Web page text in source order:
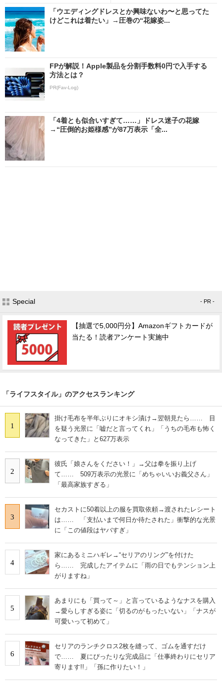
「ウエディングドレスとか興味ないわ〜と思ってた
けどこれは着たい」→圧巻の“花嫁姿...
FPが解説！Apple製品を分割手数料0円で入手する
方法とは？
PR(Fav-Log)
「4着とも似合いすぎて……」ドレス迷子の花嫁
→“圧倒的お姫様感”が87万表示「全...
Special - PR -
【抽選で5,000円分】Amazonギフトカードが
当たる！読者アンケート実施中
「ライフスタイル」のアクセスランキング
1
掛け毛布を半年ぶりにオキシ漬け→翌朝見たら…… 目
を疑う光景に「嘘だと言ってくれ」「うちの毛布も怖く
なってきた」と627万表示
2
彼氏「娘さんをください！」→父は拳を振り上げ
て…… 509万表示の光景に「めちゃいいお義父さん」
「最高家族すぎる」
3
セカストに50着以上の服を買取依頼→渡されたレシート
は…… 「支払いまで何日か待たされた」衝撃的な光景
に「この値段はヤバすぎ」
4
家にあるミニハギレ→“セリアのリング”を付けた
ら…… 完成したアイテムに「雨の日でもテンション上
がりますね」
5
あまりにも「買って～」と言っているようなナスを購入
→愛らしすぎる姿に「切るのがもったいない」「ナスが
可愛いって初めて」
6
セリアのランチクロス2枚を縫って、ゴムを通すだけ
で…… 夏にぴったりな完成品に「仕事終わりにセリア
寄ります!!」「孫に作りたい！」